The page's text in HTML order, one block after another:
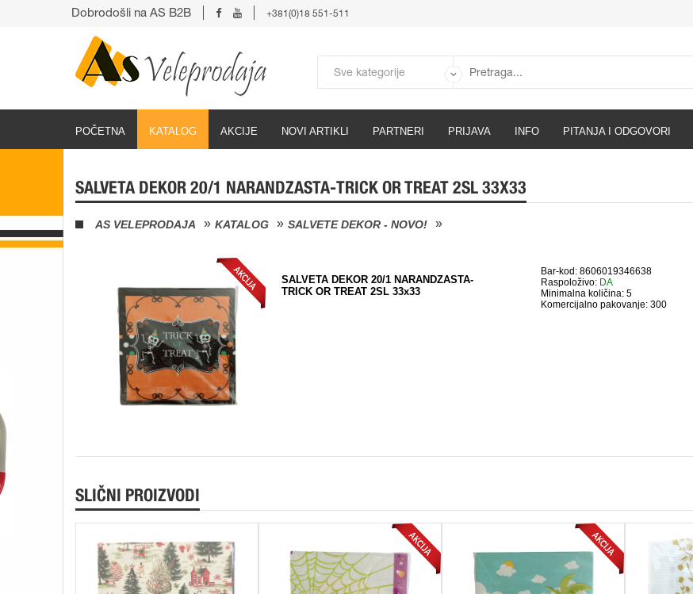
POČETNA KATALOG AKCIJE NOVI ARTIKLI PARTNERI PRIJAVA INFO PITANJA I ODGOVORI
Dobrodošli na AS B2B +381(0)18 551-511
SALVETA DEKOR 20/1 NARANDZASTA-TRICK OR TREAT 2SL 33X33
AS VELEPRODAJA KATALOG SALVETE DEKOR - NOVO!
SALVETA DEKOR 20/1 NARANDZASTA-
TRICK OR TREAT 2SL 33x33
Bar-kod: 8606019346638
Raspoloživo: DA
Minimalna količina: 5
Komercijalno pakovanje: 300
SLIČNI PROIZVODI